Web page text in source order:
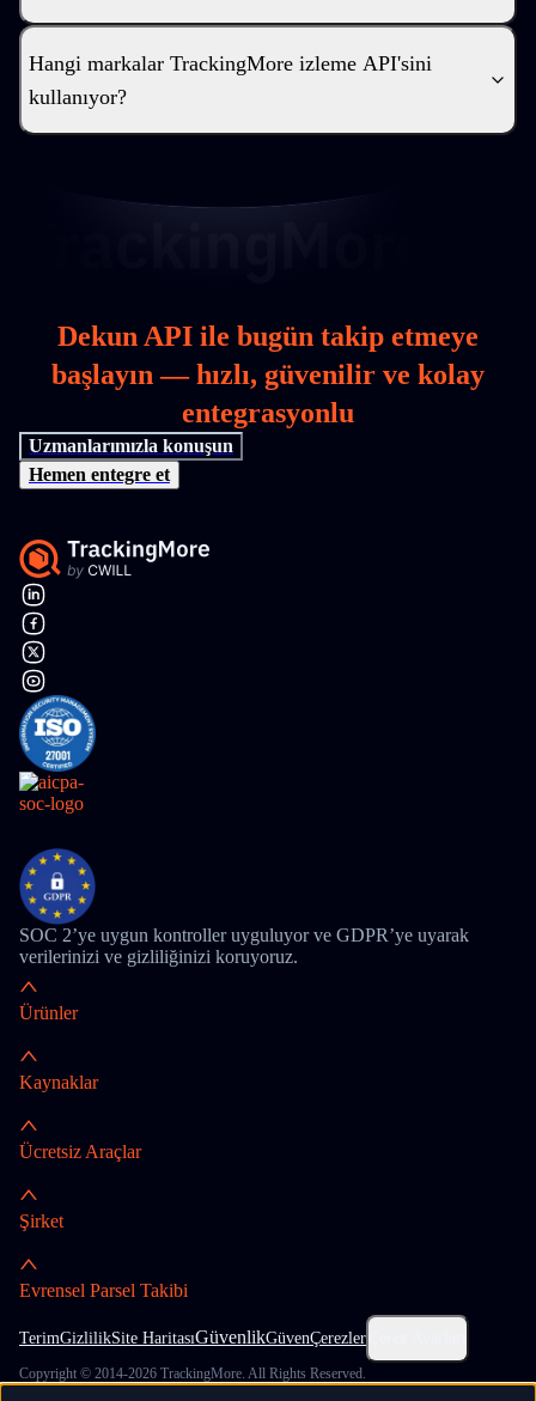
Hangi markalar TrackingMore izleme API'sini
kullanıyor?
Dekun API ile bugün takip etmeye
başlayın — hızlı, güvenilir ve kolay
entegrasyonlu
Uzmanlarımızla konuşun
Hemen entegre et
SOC 2’ye uygun kontroller uyguluyor ve GDPR’ye uyarak
verilerinizi ve gizliliğinizi koruyoruz.
Ürünler
Kaynaklar
Ücretsiz Araçlar
Şirket
Evrensel Parsel Takibi
TerimGizlilikSite HaritasıGüvenlikGüvenÇerezler
Copyright © 2014-2026 TrackingMore. All Rights Reserved.